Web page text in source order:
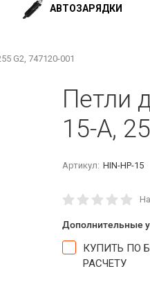
АВТОЗАРЯДКИ
G2, 747120-001
Петли
15-A,
Артикул: HIN-HP-15
Дополнительные
КУПИТЬ ПО
РАСЧЕТУ